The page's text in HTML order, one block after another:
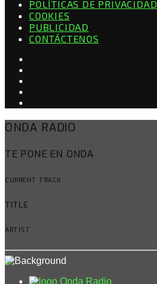
POLÍTICAS DE PRIVACIDAD
COOKIES
PUBLICIDAD
CONTÁCTENOS
ONDA RADIO
TE PONE EN ONDA
CURRENT TRACK
TITLE
ARTIST
Onda Radio